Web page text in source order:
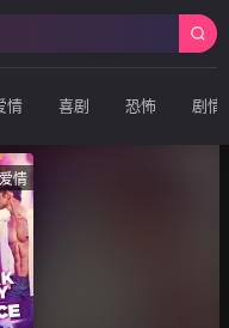
情 喜剧 恐怖 剧情
爱情